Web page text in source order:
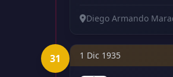
Diego Armando
31 1 Dic 1935